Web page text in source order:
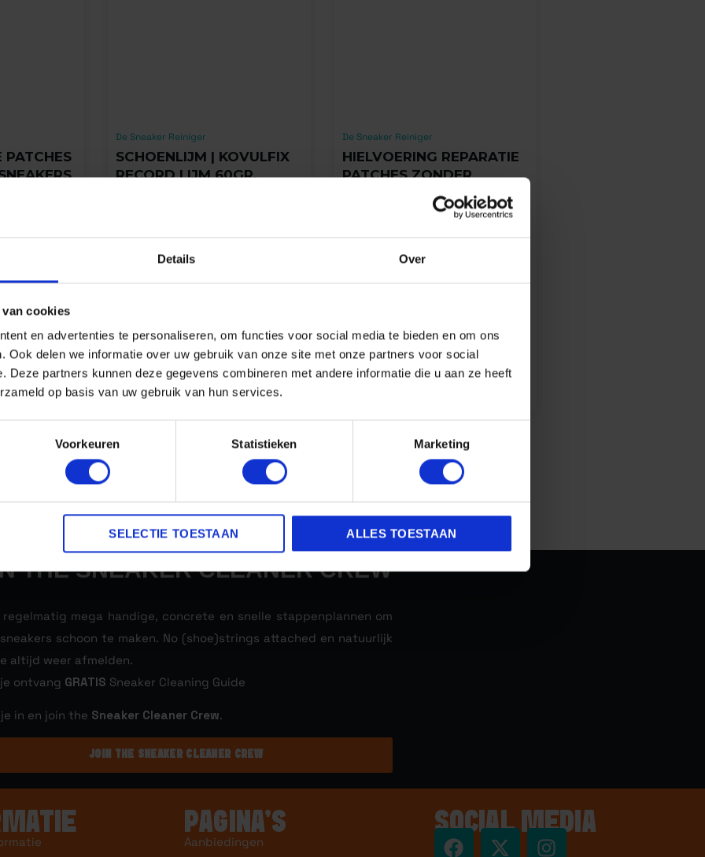
Details Over
cookies
en advertenties te personaliseren, om functies voor social media te bieden en om ons
Ook delen we informatie over uw gebruik van onze site met onze partners voor social
Deze partners kunnen deze gegevens combineren met andere informatie die u aan ze heeft
op basis van uw gebruik van hun services.
Voorkeuren Statistieken Marketing
SELECTIE TOESTAAN ALLES TOESTAAN
PATCHES
(6-PACK)
De Sneaker Reiniger
SCHOENLIJM | KOVULFIX
RECORD LIJM 60GR.
Gewaardeerd
Toevoegen aan
winkelwagen
De Sneaker Reiniger
HIELVOERING REPARATIE
PATCHES ZONDER
LIJMLAAG (ZELF LIJMEN,
DIVERSE KLEUREN)
Use with Kovulfix lijm
Gewaardeerd
op
5
8,95
Opties selecteren
THE SNEAKER CLEANER CREW
regelmatig mega handige, concrete en snelle stappenplannen om
schoon te maken. No (shoe)strings attached en natuurlijk
altijd weer afmelden.
ontvang GRATIS Sneaker Cleaning Guide
in en join the Sneaker Cleaner Crew.
JOIN THE SNEAKER CLEANER CREW
PAGINA’S
Aanbiedingen
SOCIAL MEDIA